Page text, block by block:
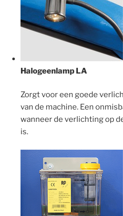
Halogeenlamp LA
Zorgt voor een goede
van de machine. Een
wanneer de verlichting op
is.